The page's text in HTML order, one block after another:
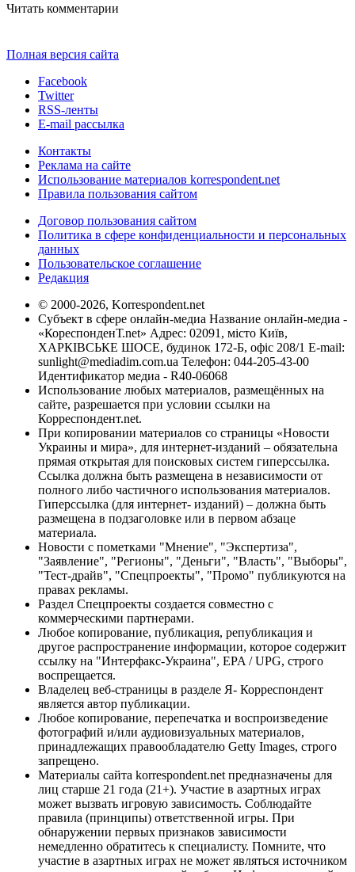
Читать комментарии
Полная версия сайта
Facebook
Twitter
RSS-ленты
E-mail рассылка
Контакты
Реклама на сайте
Использование материалов korrespondent.net
Правила пользования сайтом
Договор пользования сайтом
Политика в сфере конфиденциальности и персональных
данных
Пользовательское соглашение
Редакция
© 2000-2026, Korrespondent.net
Субъект в сфере онлайн-медиа Название онлайн-медиа -
«КореспонденТ.net» Адрес: 02091, місто Київ,
ХАРКІВСЬКЕ ШОСЕ, будинок 172-Б, офіс 208/1 E-mail:
sunlight@mediadim.com.ua Телефон: 044-205-43-00
Идентификатор медиа - R40-06068
Использование любых материалов, размещённых на
сайте, разрешается при условии ссылки на
Корреспондент.net.
При копировании материалов со страницы «Новости
Украины и мира», для интернет-изданий – обязательна
прямая открытая для поисковых систем гиперссылка.
Ссылка должна быть размещена в независимости от
полного либо частичного использования материалов.
Гиперссылка (для интернет- изданий) – должна быть
размещена в подзаголовке или в первом абзаце
материала.
Новости с пометками "Мнение", "Экспертиза",
"Заявление", "Регионы", "Деньги", "Власть", "Выборы",
"Тест-драйв", "Спецпроекты", "Промо" публикуются на
правах рекламы.
Раздел Спецпроекты создается совместно с
коммерческими партнерами.
Любое копирование, публикация, републикация и
другое распространение информации, которое содержит
ссылку на "Интерфакс-Украина", EPA / UPG, строго
воспрещается.
Владелец веб-страницы в разделе Я- Корреспондент
является автор публикации.
Любое копирование, перепечатка и воспроизведение
фотографий и/или аудиовизуальных материалов,
принадлежащих правообладателю Getty Images, строго
запрещено.
Материалы сайта korrespondent.net предназначены для
лиц старше 21 года (21+). Участие в азартных играх
может вызвать игровую зависимость. Соблюдайте
правила (принципы) ответственной игры. При
обнаружении первых признаков зависимости
немедленно обратитесь к специалисту. Помните, что
участие в азартных играх не может являться источником